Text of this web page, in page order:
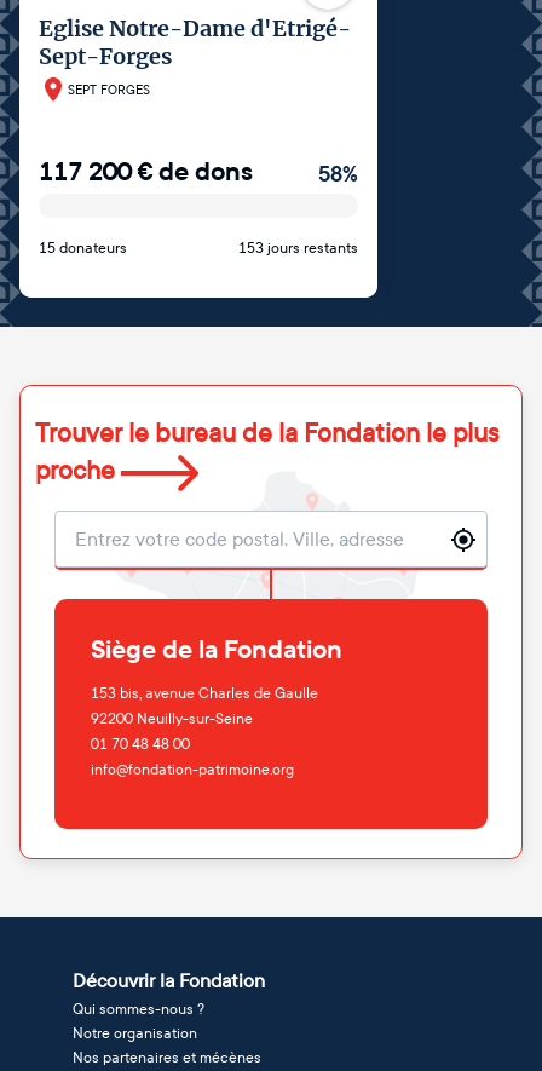
Eglise Notre-Dame d'Etrigé-
Sept-Forges
SEPT FORGES
117 200€de dons 58%
15 donateurs 153 jours restants
Trouver le bureau de la Fondation le plus
proche
Localisation
Siège de la Fondation
153 bis, avenue Charles de Gaulle
92200 Neuilly-sur-Seine
01 70 48 48 00
info@fondation-patrimoine.org
Découvrir la Fondation
Qui sommes-nous ?
Notre organisation
Nos partenaires et mécènes